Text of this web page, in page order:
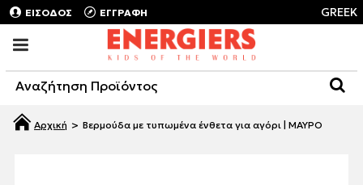
ΕΙΣΟΔΟΣ ΕΓΓΡΑΦΗ GREEK
Βερμούδα με τυπωμένα ένθετα για αγόρι | ΜΑΥΡΟ